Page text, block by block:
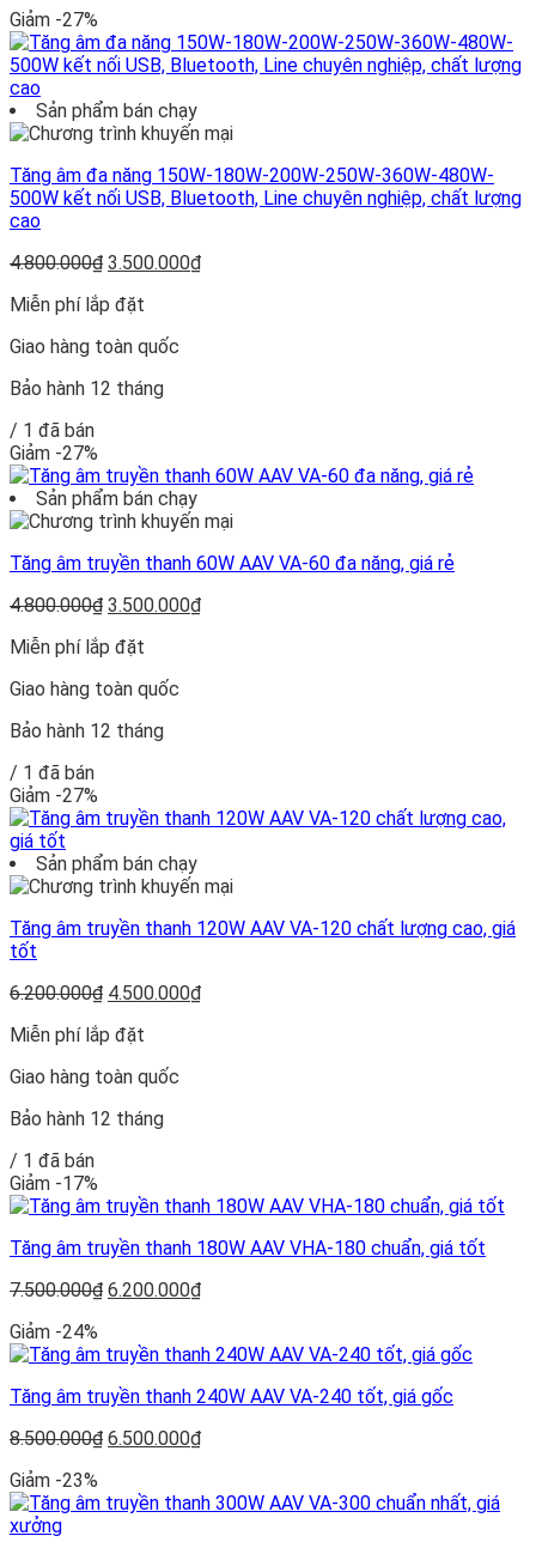
Giảm -27%
Sản phẩm bán chạy
Tăng âm đa năng 150W-180W-200W-250W-360W-480W-
500W kết nối USB, Bluetooth, Line chuyên nghiệp, chất lượng
cao
4.800.000₫ Giá
là:
3.500.000₫Giá
Miễn phí lắp đặt
Giao hàng toàn quốc
Bảo hành 12 tháng
/ 1 đã bán
Giảm -27%
Sản phẩm bán chạy
Tăng âm truyền thanh 60W AAV VA-60 đa năng, giá rẻ
4.800.000₫ Giá
là:
3.500.000₫Giá
Miễn phí lắp đặt
Giao hàng toàn quốc
Bảo hành 12 tháng
/ 1 đã bán
Giảm -27%
Sản phẩm bán chạy
Tăng âm truyền thanh 120W AAV VA-120 chất lượng cao, giá
tốt
6.200.000₫ Giá
là:
4.500.000₫Giá
Miễn phí lắp đặt
Giao hàng toàn quốc
Bảo hành 12 tháng
/ 1 đã bán
Giảm -17%
Tăng âm truyền thanh 180W AAV VHA-180 chuẩn, giá tốt
7.500.000₫ Giá
7.500.000₫.
6.200.000₫Giá
là:
Giảm -24%
Tăng âm truyền thanh 240W AAV VA-240 tốt, giá gốc
8.500.000₫ Giá
8.500.000₫.
6.500.000₫Giá
là:
Giảm -23%